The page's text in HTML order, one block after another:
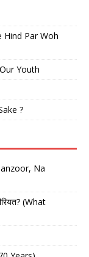
Hind Par Woh
Youth
?
Na
(What